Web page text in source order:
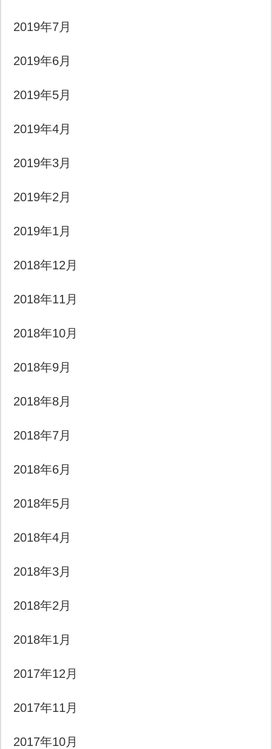
2019年7月
2019年6月
2019年5月
2019年4月
2019年3月
2019年2月
2019年1月
2018年12月
2018年11月
2018年10月
2018年9月
2018年8月
2018年7月
2018年6月
2018年5月
2018年4月
2018年3月
2018年2月
2018年1月
2017年12月
2017年11月
2017年10月